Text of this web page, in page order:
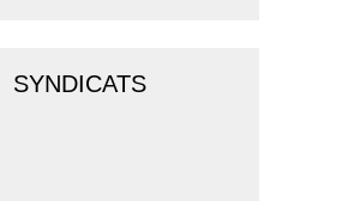
SYNDICATS